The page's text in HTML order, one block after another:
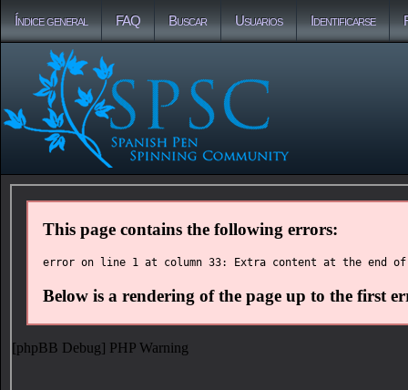
Índice general FAQ Buscar Usuarios Identificarse